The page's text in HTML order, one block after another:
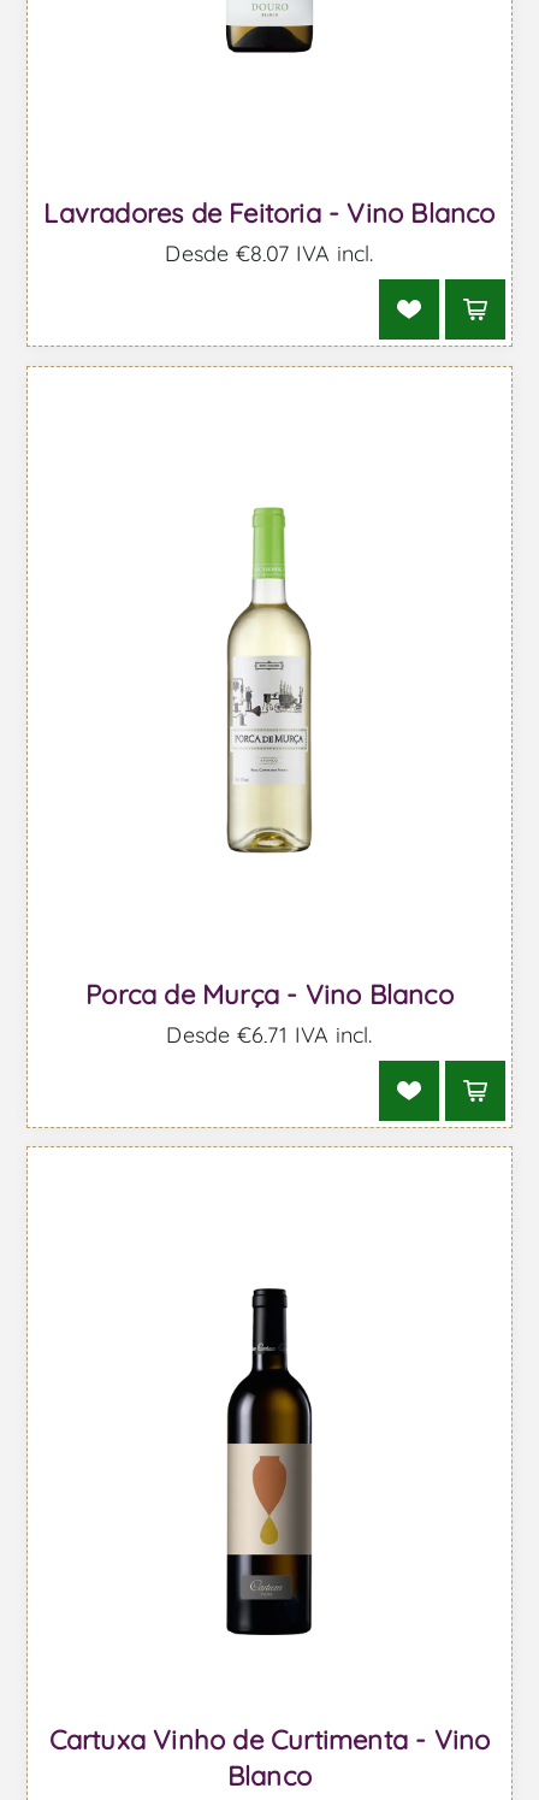
Lavradores de Feitoria - Vino Blanco
Desde €8,07 IVA incl.
Porca de Murça - Vino Blanco
Desde €6,71 IVA incl.
Cartuxa Vinho de Curtimenta - Vino
Blanco